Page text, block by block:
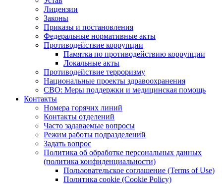
Лицензии
Законы
Приказы и постановления
Федеральные нормативные акты
Противодействие коррупции
Памятка по противодействию коррупции
Локальные акты
Противодействие терроризму
Национальные проекты здравоохранения
СВО: Меры поддержки и медицинская помощь
Контакты
Номера горячих линий
Контакты отделений
Часто задаваемые вопросы
Режим работы подразделений
Задать вопрос
Политика об обработке персональных данных
(политика конфиденциальности)
Пользовательское соглашение (Terms of Use)
Политика cookie (Cookie Policy)